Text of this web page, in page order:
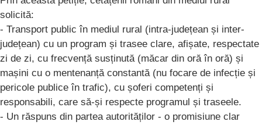
solicită:
- Transport public în mediul rural (intra-județean și inter-
județean) cu un program și trasee clare, afișate, respectate
zi de zi, cu frecvență susținută (măcar din oră în oră) și
mașini cu o mentenanță constantă (nu focare de infecție și
pericole publice în trafic), cu șoferi competenți și
responsabili, care să-și respecte programul și traseele.
- Un răspuns din partea autorităților - o promisiune clar